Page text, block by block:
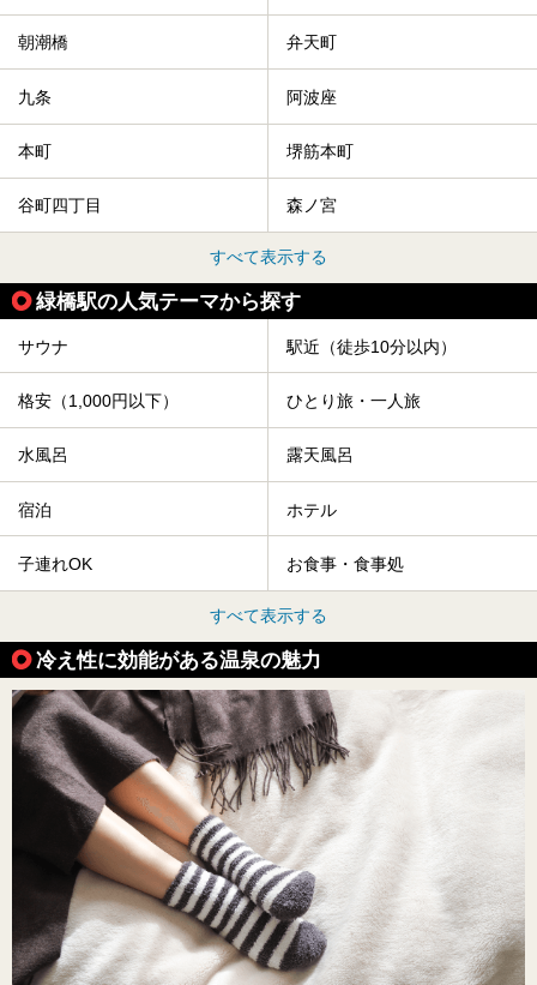
朝潮橋 弁天町
九条 阿波座
本町 堺筋本町
谷町四丁目 森ノ宮
すべて表示する
緑橋駅の人気テーマから探す
サウナ 駅近（徒歩10分以内）
格安（1,000円以下） ひとり旅・一人旅
水風呂 露天風呂
宿泊 ホテル
子連れOK お食事・食事処
すべて表示する
冷え性に効能がある温泉の魅力